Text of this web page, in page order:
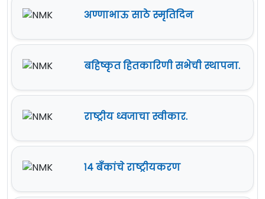
अण्णाभाऊ साठे स्मृतिदिन
बहिष्कृत हितकारिणी सभेची स्थापना.
राष्ट्रीय ध्वजाचा स्वीकार.
१४ बँकांचे राष्ट्रीयकरण